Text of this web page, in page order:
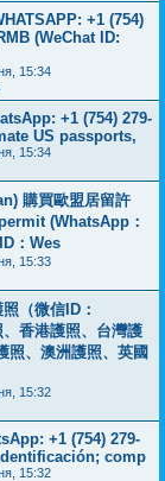
+1 (754)
(WeChat ID:
15:34
+1 (754) 279-
US passports,
15:34
購買歐盟居留許
(WhatsApp：
：Wes
15:33
（微信ID：
香港護照、台灣護
照、澳洲護照、英國
15:32
+1 (754) 279-
comp
15:32